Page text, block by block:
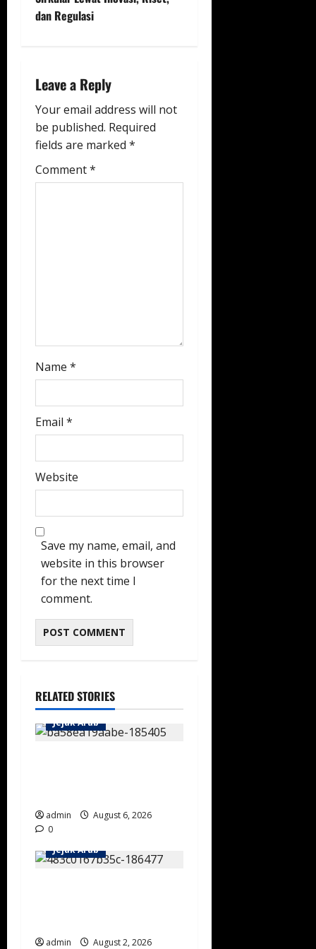
a
g
a
t
i
dan Regulasi
Leave a Reply
Your email address will not
be published. Required
fields are marked *
Comment*
Name *
Email *
Website
Save my name, email, and
website in this browser
for the next time I
comment.
RELATED STORIES
Jejak Arab
admin
August 6, 2026
0
Jejak Arab
admin
August 2, 2026